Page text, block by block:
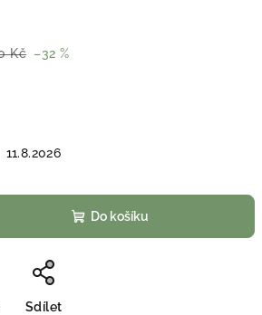
Kč –32 %
11.8.2026
Do košíku
Sdílet